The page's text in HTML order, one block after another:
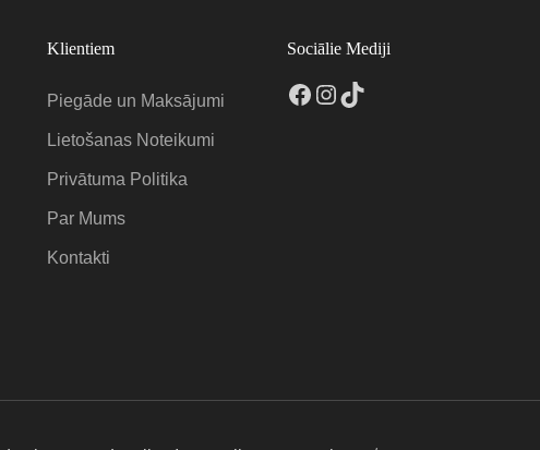
Klientiem
Piegāde un Maksājumi
Lietošanas Noteikumi
Privātuma Politika
Par Mums
Kontakti
Sociālie Mediji